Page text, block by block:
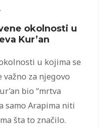
okolnosti u
Kur’an
u kojima se
važno za njegovo
bio “mrtva
samo Arapima niti
šta to značilo.